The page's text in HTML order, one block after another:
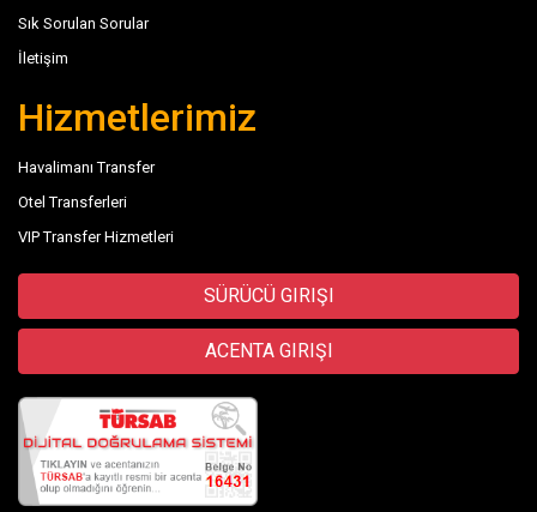
Sık Sorulan Sorular
İletişim
Hizmetlerimiz
Havalimanı Transfer
Otel Transferleri
VIP Transfer Hizmetleri
SÜRÜCÜ GIRIŞI
ACENTA GIRIŞI